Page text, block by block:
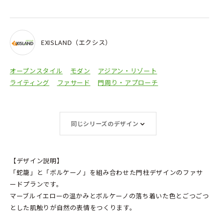
EXISLAND（エクシス）
オープンスタイル モダン
アジアン・リゾート
ライティング
ファサード 門周り・アプローチ
同じシリーズのデザイン
【デザイン説明】
「蛇籠」と「ボルケーノ」を組み合わせた門柱デザインのファサ
ードプランです。
マーブルイエローの温かみとボルケーノの落ち着いた色とごつごつ
とした肌触りが自然の表情をつくります。